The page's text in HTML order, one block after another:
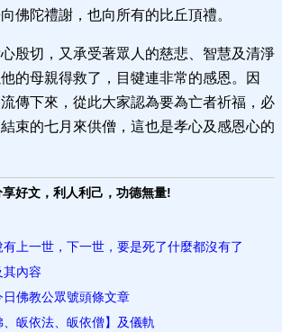
佛陀禮謝，也向所有的比丘頂禮。
殷切，又承受著眾人的慈悲、智慧及清淨
的母親得救了，目犍連非常的感恩。因
傳下來，從此大家認為要為亡者祈福，必
束的七月來供僧，這也是孝心及感恩心的
享好文，利人利己，功德無量!
上一世，下一世，要是死了什麼都沒有了
其內容
佛教公眾號頭條文章
皈依法、皈依僧】及儀軌